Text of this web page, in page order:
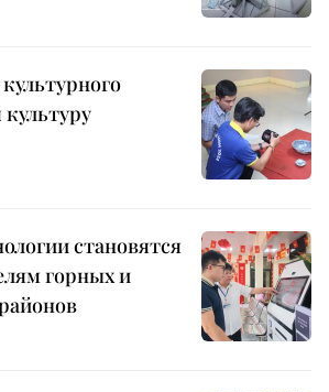
культуру
становятся
горных и